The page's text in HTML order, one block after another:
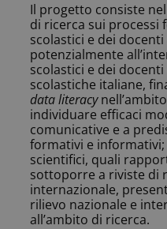
Il progetto consiste
di ricerca sui processi
scolastici e dei
potenzialmente
scolastici e dei
scolastiche italiane,
data literacy
individuare efficaci
comunicative e a
formativi e
scientifici, quali
sottoporre a riviste di
internazionale,
rilievo nazionale e
all’ambito di ricerca.